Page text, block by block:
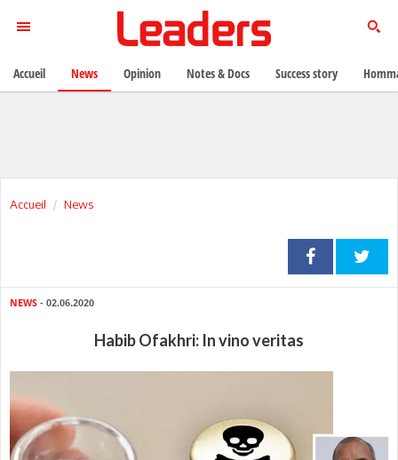
Accueil News
NEWS - 02.06.2020
Habib Ofakhri: In vino veritas
Accueil News Opinion Notes & Docs Success story